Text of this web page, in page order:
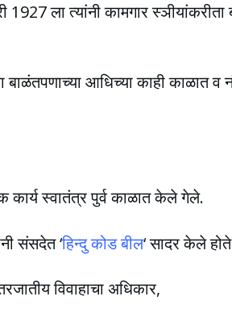
ला त्यांनी कामगार
बाळंतपणाच्या आधिच्या काही काळात व
स्वातंत्र पुर्व काळात केले गेले.
संसदेत ‘हिन्दु कोड बील‘ सादर केले
विवाहाचा अधिकार,